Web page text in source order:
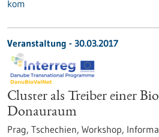
kom
Veranstaltung - 30.03.2017
Cluster als Treiber einer
Donauraum
Prag, Tschechien, Workshop,